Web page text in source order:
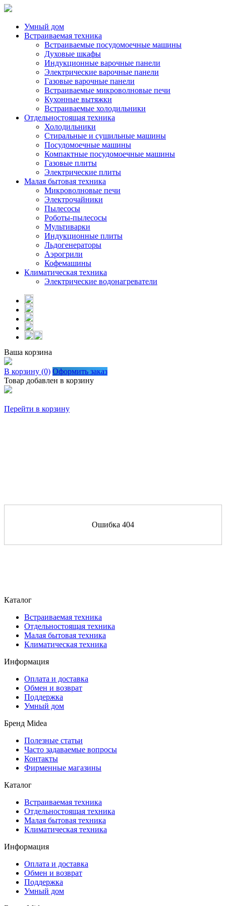
Умный дом
Встраиваемая техника
Встраиваемые посудомоечные машины
Духовые шкафы
Индукционные варочные панели
Электрические варочные панели
Газовые варочные панели
Встраиваемые микроволновые печи
Кухонные вытяжки
Встраиваемые холодильники
Отдельностоящая техника
Холодильники
Стиральные и сушильные машины
Посудомоечные машины
Компактные посудомоечные машины
Газовые плиты
Электрические плиты
Малая бытовая техника
Микроволновые печи
Электрочайники
Пылесосы
Роботы-пылесосы
Мультиварки
Индукционные плиты
Льдогенераторы
Аэрогрили
Кофемашины
Климатическая техника
Электрические водонагреватели
Ваша корзина
В корзину (0) Оформить заказ
Товар добавлен в корзину
Перейти в корзину
Ошибка 404
Каталог
Встраиваемая техника
Отдельностоящая техника
Малая бытовая техника
Климатическая техника
Информация
Оплата и доставка
Обмен и возврат
Поддержка
Умный дом
Бренд Midea
Полезные статьи
Часто задаваемые вопросы
Контакты
Фирменные магазины
Каталог
Встраиваемая техника
Отдельностоящая техника
Малая бытовая техника
Климатическая техника
Информация
Оплата и доставка
Обмен и возврат
Поддержка
Умный дом